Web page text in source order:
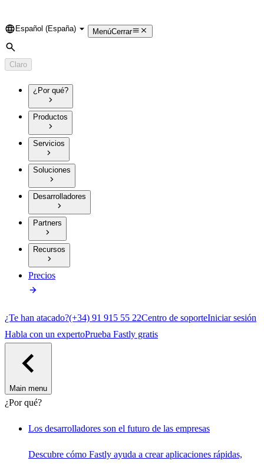
Language
Español (España) MenúCerrar
Búsqueda
Claro
¿Por qué?
Productos
Servicios
Soluciones
Desarrolladores
Partners
Recursos
Precios
¿Te han atacado?(+34) 91 915 55 22Centro de soporteIniciar sesión
Habla con un expertoPrueba Fastly gratis
Main menu
¿Por qué?
Los desarrolladores son el futuro de las empresas
Descubre cómo Fastly ayuda a crear aplicaciones rápidas,